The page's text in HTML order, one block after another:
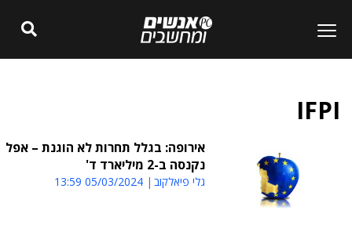
IFPI
אירופה: בגלל תחרות לא הוגנת – אפל
נקנסה ב-2 מיליארד ד'
גלי פיאלקוב 05/03/2024 13:59